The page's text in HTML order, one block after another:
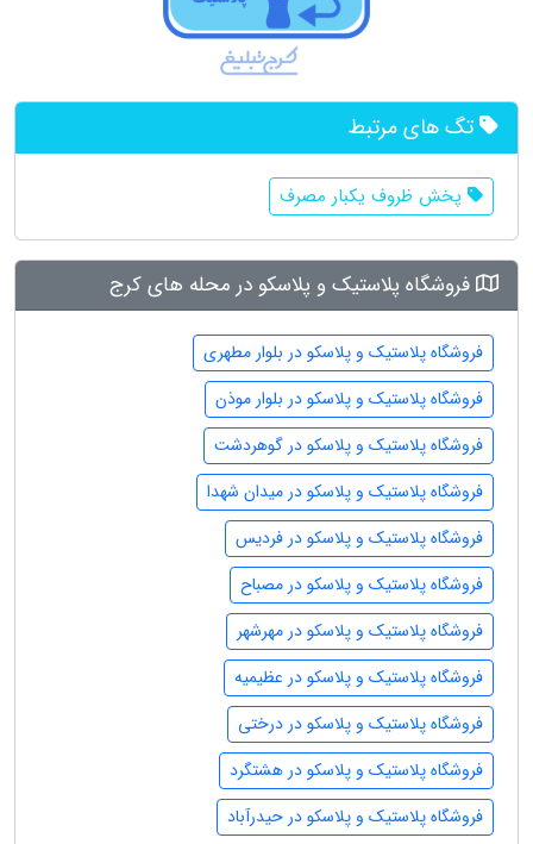
تگ های مرتبط
پخش ظروف یکبار مصرف
فروشگاه پلاستیک و پلاسکو در محله های کرج
فروشگاه پلاستیک و پلاسکو در بلوار مطهری
فروشگاه پلاستیک و پلاسکو در بلوار موذن
فروشگاه پلاستیک و پلاسکو در گوهردشت
فروشگاه پلاستیک و پلاسکو در میدان شهدا
فروشگاه پلاستیک و پلاسکو در فردیس
فروشگاه پلاستیک و پلاسکو در مصباح
فروشگاه پلاستیک و پلاسکو در مهرشهر
فروشگاه پلاستیک و پلاسکو در عظیمیه
فروشگاه پلاستیک و پلاسکو در درختی
فروشگاه پلاستیک و پلاسکو در هشتگرد
فروشگاه پلاستیک و پلاسکو در حیدرآباد